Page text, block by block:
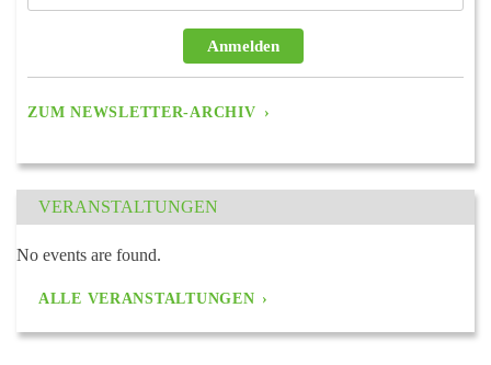
Anmelden
ZUM NEWSLETTER-ARCHIV
VERANSTALTUNGEN
No events are found.
ALLE VERANSTALTUNGEN